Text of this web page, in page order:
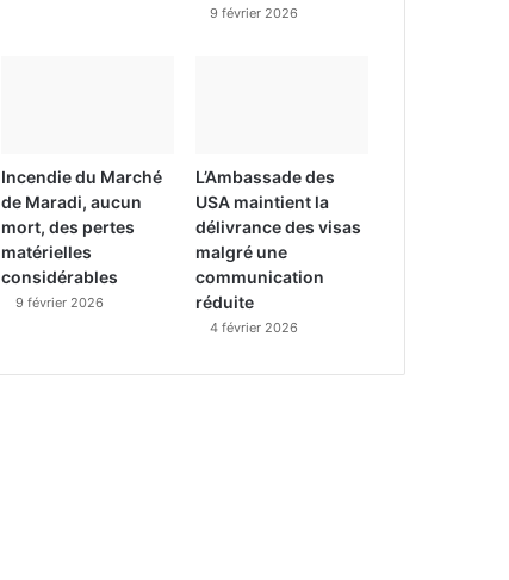
9 février 2026
Incendie du Marché
de Maradi, aucun
mort, des pertes
matérielles
considérables
9 février 2026
L’Ambassade des
USA maintient la
délivrance des visas
malgré une
communication
réduite
4 février 2026